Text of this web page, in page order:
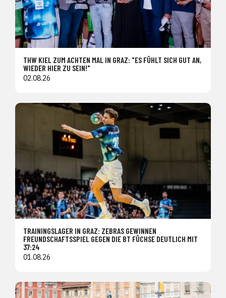
THW KIEL ZUM ACHTEN MAL IN GRAZ: "ES FÜHLT SICH GUT AN,
WIEDER HIER ZU SEIN!"
02.08.26
TRAININGSLAGER IN GRAZ: ZEBRAS GEWINNEN
FREUNDSCHAFTSSPIEL GEGEN DIE BT FÜCHSE DEUTLICH MIT
37:24
01.08.26